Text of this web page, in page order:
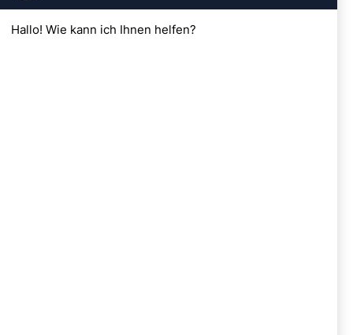
Impressum
AGB
Widerrufsrecht